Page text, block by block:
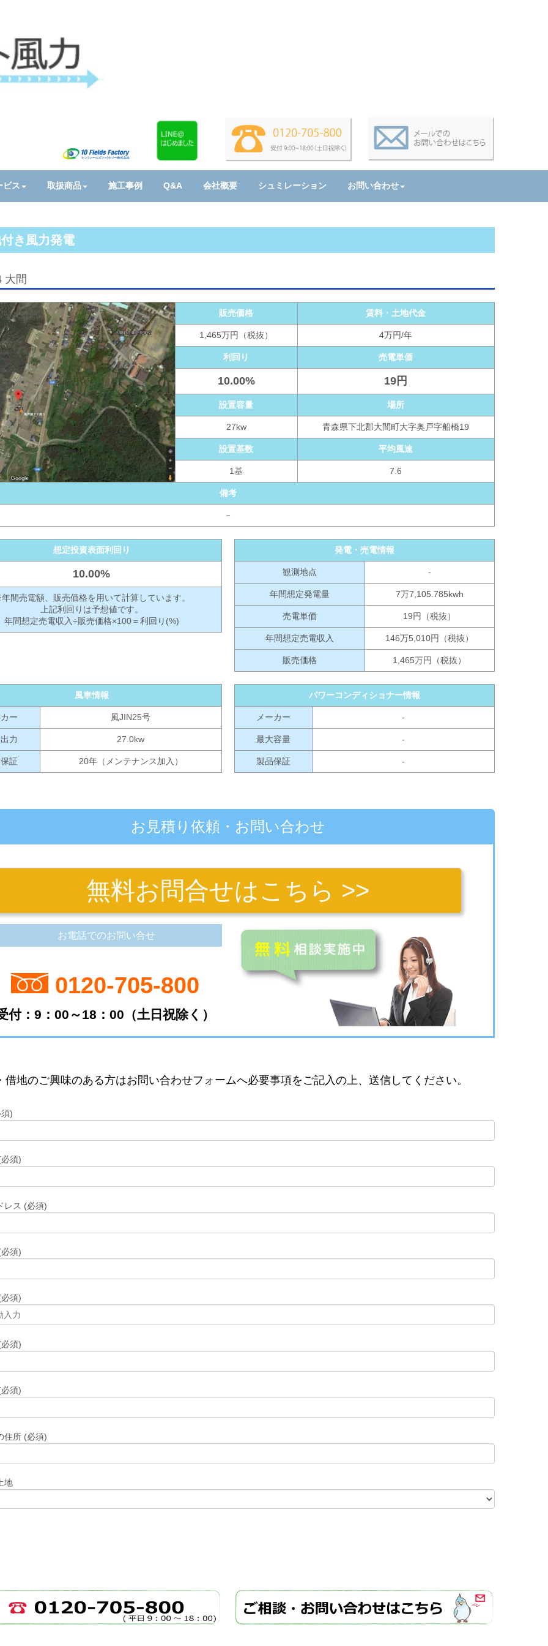
ビス 取扱商品 施工事例 Q&A 会社概要 シュミレーション お問い合わせ
き風力発電
大間
販売価格 賃料・土地代金
1,465万円（税抜） 4万円/年
利回り 売電単価
10.00% 19円
設置容量 場所
27kw 青森県下北郡大間町大字奥戸字船橋19
設置基数 平均風速
1基 7.6
備考
－
想定投資表面利回り
10.00%
間売電額、販売価格を用いて計算しています。
上記利回りは予想値です。
年間想定売電収入÷販売価格×100＝利回り(%)
発電・売電情報
観測地点 -
年間想定発電量 7万7,105.785kwh
売電単価 19円（税抜）
年間想定売電収入 146万5,010円（税抜）
販売価格 1,465万円（税抜）
風車情報
ー 風JIN25号
力 27.0kw
証 20年（メンテナンス加入）
パワーコンディショナー情報
メーカー -
最大容量 -
製品保証 -
お見積り依頼・お問い合わせ
無料お問合せはこちら >>
お電話でのお問い合せ
0120-705-800
付：9：00～18：00（土日祝除く）
借地のご興味のある方はお問い合わせフォームへ必要事項をご記入の上、送信してください。
)
須)
レス (必須)
須)
須)
須)
須)
住所 (必須)
地